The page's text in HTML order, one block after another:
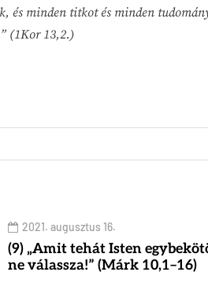
és minden titkot és minden
(1Kor 13,2.)
2021. augusztus 16.
(9) „Amit tehát Isten
ne válassza!” (Márk 10,1–16)